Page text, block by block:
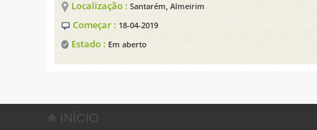
Localização :Santarém, Almeirim
Começar : 18-04-2019
Estado : Em aberto
INÍCIO